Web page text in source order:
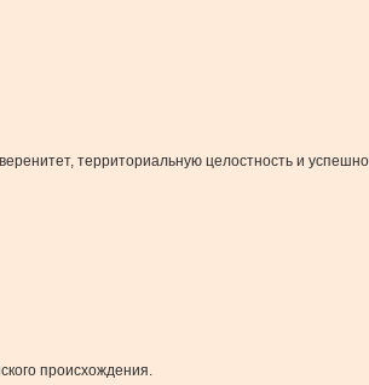
территориальную целостность и
происхождения.